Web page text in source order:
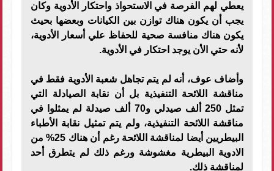
يعطي لهم الفرصة في الاستحواذ واحتكار الأدوية وكان
يجب أن يكون هناك توازن بين الكيانات وبعضها بحيث
يكون هناك منافسة صحية للحفاظ علي أسعار الأدوية،
لأنه حتي الأن يوجد احتكار في الأدوية.
وأضاف عوف، أنه لم يتم تجاهل شعبة الأدوية فقط في
مناقشة اللائحة التنفيذية بل أن نقابة الصيادلة التي
تمثل 250 ألف صيدلي و70 ألف صيدلة لم يمثلوا في
مناقشة اللائحة التنفيذية، ولم يتم تمثيل نقابة الأطباء
البيطريين أيضا لمناقشة اللائحة رغم أن هناك 25% من
الادوية البيطرية مغشوشة ورغم ذلك لم يتطرق أحد
لمناقشة ذلك.